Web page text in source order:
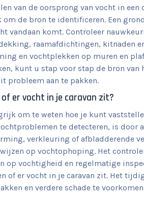
van de oorsprong van vocht in
de bron te identificeren. Een
vandaan komt. Controleer
raamafdichtingen, kitnaden
en vochtplekken op muren en
kunt u stap voor stap de bron
probleem aan te pakken.
of er vocht in je caravan zit?
om te weten hoe je kunt
te detecteren, is door
verkleuring of afbladderende
op vochtophoping. Het
op vochtigheid en regelmatige
of er vocht in je caravan zit. Het
en verdere schade te